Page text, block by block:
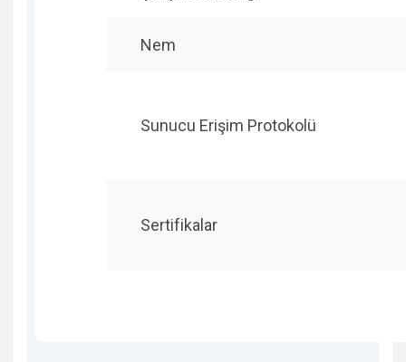
Nem
Sunucu Erişim Protokolü
Sertifikalar